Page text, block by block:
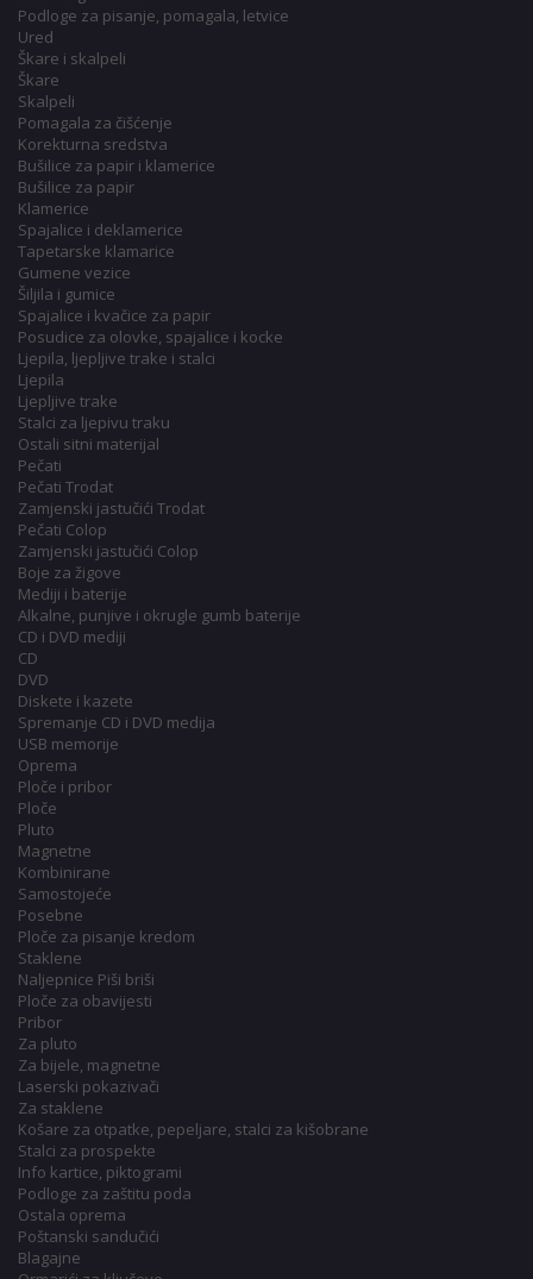
Podloge za pisanje, pomagala, letvice
Ured
Škare i skalpeli
Škare
Skalpeli
Pomagala za čišćenje
Korekturna sredstva
Bušilice za papir i klamerice
Bušilice za papir
Klamerice
Spajalice i deklamerice
Tapetarske klamarice
Gumene vezice
Šiljila i gumice
Spajalice i kvačice za papir
Posudice za olovke, spajalice i kocke
Ljepila, ljepljive trake i stalci
Ljepila
Ljepljive trake
Stalci za ljepivu traku
Ostali sitni materijal
Pečati
Pečati Trodat
Zamjenski jastučići Trodat
Pečati Colop
Zamjenski jastučići Colop
Boje za žigove
Mediji i baterije
Alkalne, punjive i okrugle gumb baterije
CD i DVD mediji
CD
DVD
Diskete i kazete
Spremanje CD i DVD medija
USB memorije
Oprema
Ploče i pribor
Ploče
Pluto
Magnetne
Kombinirane
Samostojeće
Posebne
Ploče za pisanje kredom
Staklene
Naljepnice Piši briši
Ploče za obavijesti
Pribor
Za pluto
Za bijele, magnetne
Laserski pokazivači
Za staklene
Košare za otpatke, pepeljare, stalci za kišobrane
Stalci za prospekte
Info kartice, piktogrami
Podloge za zaštitu poda
Ostala oprema
Poštanski sandučići
Blagajne